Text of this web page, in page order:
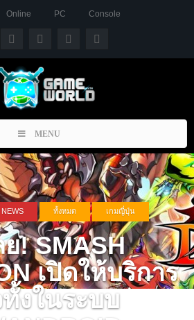
Online PC Console
Toggle
navigation
MENU
NEWS ทั้งหมด เกมญี่ปุ่น
ย! SMASH
เปิดให้บริการ
งในระบบ